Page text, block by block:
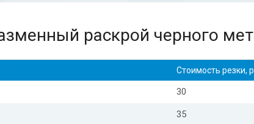
раскрой черного
Стоимость резки,
30
35